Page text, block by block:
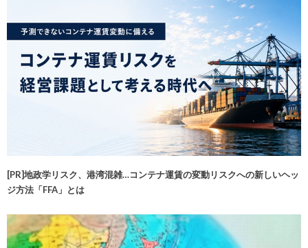
[PR]地政学リスク、港湾混雑…コンテナ運賃の変動リスクへの新しいヘッ
ジ方法「FFA」とは